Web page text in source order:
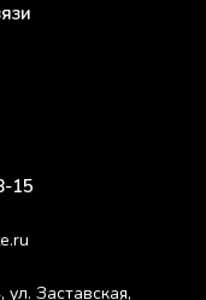
15
Заставская,